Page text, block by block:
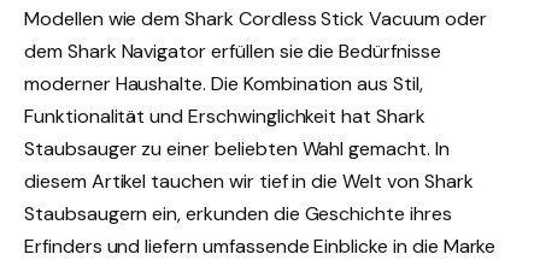
Modellen wie dem Shark Cordless Stick Vacuum oder
dem Shark Navigator erfüllen sie die Bedürfnisse
moderner Haushalte. Die Kombination aus Stil,
Funktionalität und Erschwinglichkeit hat Shark
Staubsauger zu einer beliebten Wahl gemacht. In
diesem Artikel tauchen wir tief in die Welt von Shark
Staubsaugern ein, erkunden die Geschichte ihres
Erfinders und liefern umfassende Einblicke in die Marke